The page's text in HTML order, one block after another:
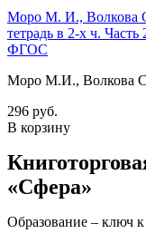
Моро М. И., Волкова
тетрадь в 2-х ч.
ФГОС
Моро М.И., Волкова
296 руб.
В корзину
«Сфера»
Образование – ключ к